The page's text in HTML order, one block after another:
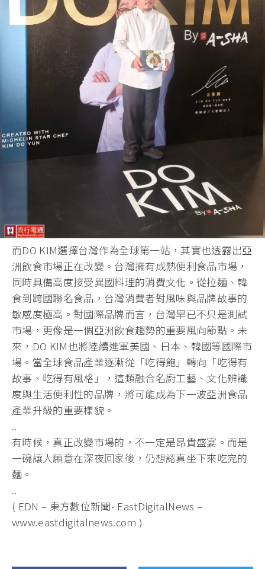
而DO KIM選擇台灣作為全球第一站，其實也透露出亞
洲飲食市場正在改變。台灣擁有成熟便利食品市場，
同時具備高度接受異國料理的消費文化。從拉麵、韓
食到跨國聯名食品，台灣消費者對風味與品牌故事的
敏感度極高。對國際品牌而言，台灣早已不只是測試
市場，更像是一個亞洲飲食趨勢的重要風向節點。未
來，DO KIM也將陸續進軍美國、日本、韓國等國際市
場。當全球食品產業逐漸從「吃得飽」轉向「吃得有
故事、吃得有風格」，這類融合名廚工藝、文化辨識
度與生活便利性的品牌，將可能成為下一波亞洲食品
產業升級的重要樣貌。
..
有時候，真正改變市場的，不一定是昂貴盛宴。而是
一碗讓人願意在深夜回家後，仍想認真坐下來吃完的
麵。
..
( EDN – 東方數位新聞- EastDigitalNews –
www.eastdigitalnews.com )